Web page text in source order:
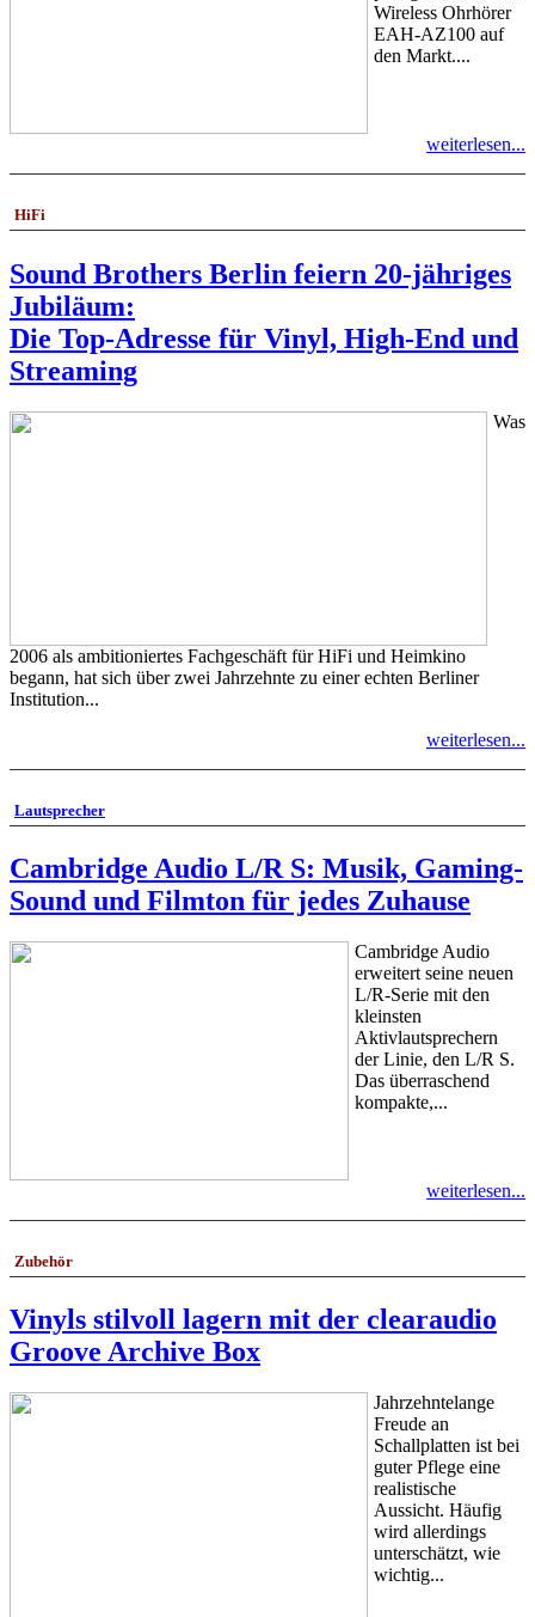
Wireless Ohrhörer
EAH-AZ100 auf
den Markt....
weiterlesen...
HiFi
Sound Brothers Berlin feiern 20-jähriges
Jubiläum:
Die Top-Adresse für Vinyl, High-End und
Streaming
Was
2006 als ambitioniertes Fachgeschäft für HiFi und Heimkino
begann, hat sich über zwei Jahrzehnte zu einer echten Berliner
Institution...
weiterlesen...
Lautsprecher
Cambridge Audio L/R S: Musik, Gaming-
Sound und Filmton für jedes Zuhause
Cambridge Audio
erweitert seine neuen
L/R-Serie mit den
kleinsten
Aktivlautsprechern
der Linie, den L/R S.
Das überraschend
kompakte,...
weiterlesen...
Zubehör
Vinyls stilvoll lagern mit der clearaudio
Groove Archive Box
Jahrzehntelange
Freude an
Schallplatten ist bei
guter Pflege eine
realistische
Aussicht. Häufig
wird allerdings
unterschätzt, wie
wichtig...